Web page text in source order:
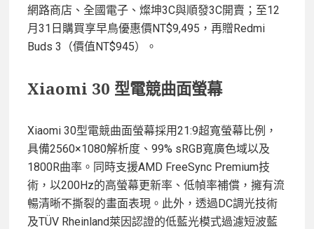
網路商店、全國電子、燦坤3C與順發3C開賣；至12
月31日購買享早鳥優惠價NT$9,495，再贈Redmi
Buds 3（價值NT$945）。
Xiaomi 30 型電競曲面螢幕
Xiaomi 30型電競曲面螢幕採用21:9超寬螢幕比例，
具備2560×1080解析度、99% sRGB寬廣色域以及
1800R曲率。同時支援AMD FreeSync Premium技
術，以200Hz的高螢幕更新率、低幀率補償，擁有流
暢清晰不撕裂的畫面表現。此外，透過DC調光技術
及TÜV Rheinland萊因認證的低藍光模式過濾短波藍